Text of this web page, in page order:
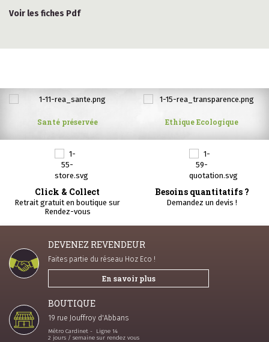
Voir les fiches Pdf
Santé préservée Ethique Ecologique
Click & Collect
Retrait gratuit en boutique sur
Rendez-vous
Besoins quantitatifs ?
Demandez un devis !
DEVENEZ REVENDEUR
Faites partie du réseau Hoz Eco !
En savoir plus
BOUTIQUE
19 rue Jouffroy d'Abbans
Métro Cardinet - Ligne 14
2 jours / semaine sur rendez vous